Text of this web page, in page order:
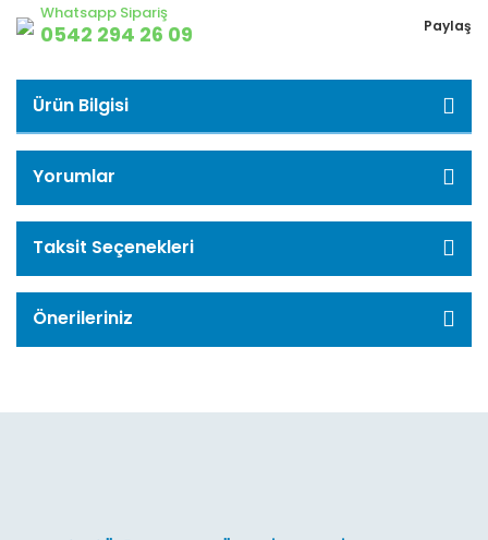
Whatsapp Sipariş
0542 294 26 09 Paylaş
Ürün Bilgisi
Yorumlar
Taksit Seçenekleri
Önerileriniz